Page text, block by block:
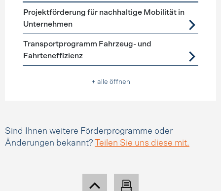
Förderprogramme Mobilitätsmanagement
Projektförderung für nachhaltige Mobilität in
Unternehmen
Transportprogramm Fahrzeug- und
Fahrteneffizienz
+ alle öffnen
Sind Ihnen weitere Förderprogramme oder
Änderungen bekannt?
Teilen Sie uns diese mit.